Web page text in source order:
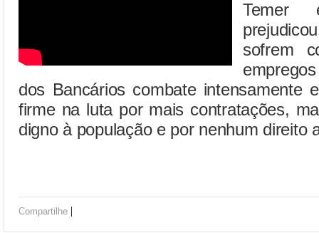
Temer
sofrem
dos Bancários combate intensamente
firme na luta por mais contratações,
digno à população e por nenhum direito
Compartilhe |